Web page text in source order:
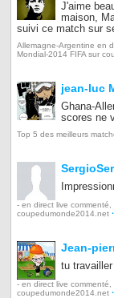
J'aime
maison,
suivi ce match sur
Allemagne-Argentine en
Mondial-2014 FIFA sur
jean-luc
Ghana-
scores ne
Top 5 des meilleurs
- en direct live
coupedumonde2014.net ·
Jean-
tu
- en direct live
coupedumonde2014.net ·